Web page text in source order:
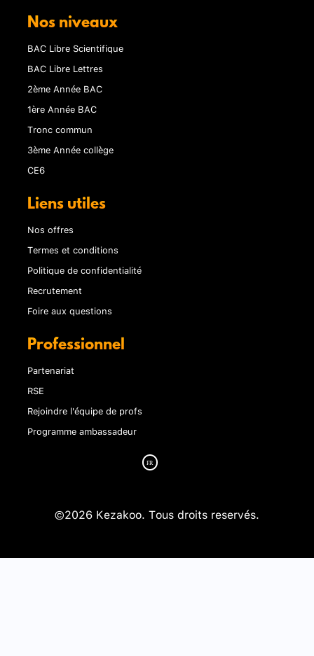
Nos niveaux
BAC Libre Scientifique
BAC Libre Lettres
2ème Année BAC
1ère Année BAC
Tronc commun
3ème Année collège
CE6
Liens utiles
Nos offres
Termes et conditions
Politique de confidentialité
Recrutement
Foire aux questions
Professionnel
Partenariat
RSE
Rejoindre l'équipe de profs
Programme ambassadeur
©2026 Kezakoo. Tous droits reservés.